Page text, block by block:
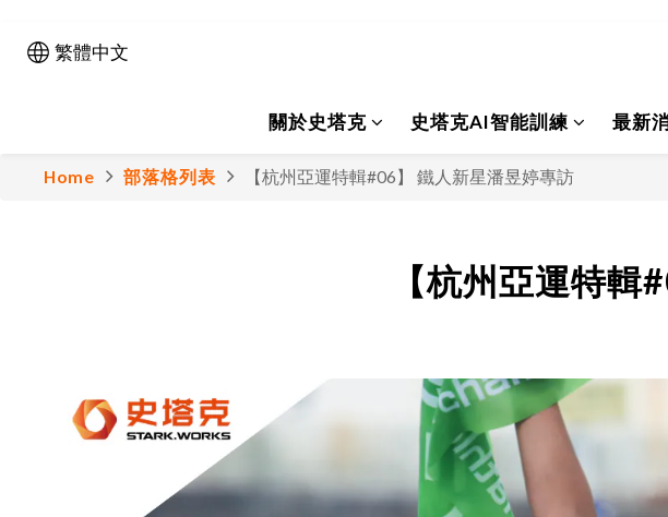
繁體中文
關於史塔克 史塔克AI智能訓練 最新
Home 部落格列表 【杭州亞運特輯#06】 鐵人新星潘昱婷專訪
【杭州亞運特